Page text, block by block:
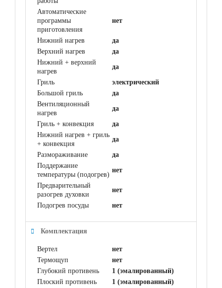
Автоматические
программы
приготовления
нет
Нижний нагрев
да
Верхний нагрев
да
Нижний + верхний
нагрев
да
Гриль
электрический
Большой гриль
да
Вентиляционный
нагрев
да
Гриль + конвекция
да
Нижний нагрев + гриль
+ конвекция
да
Размораживание
да
Поддержание
температуры (подогрев)
нет
Предварительный
разогрев духовки
нет
Подогрев посуды нет
Комплектация
Вертел
нет
Термощуп
нет
Глубокий противень
1 (эмалированный)
Плоский противень
1 (эмалированный)